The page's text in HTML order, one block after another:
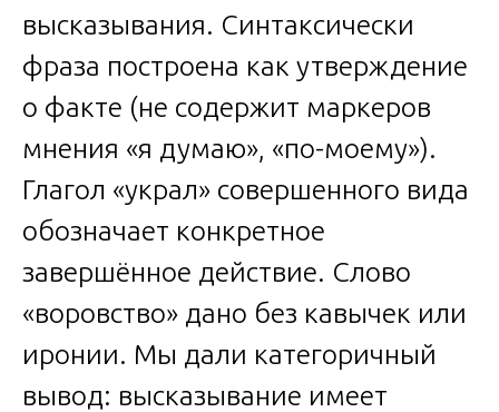
высказывания. Синтаксически
фраза построена как утверждение
о факте (не содержит маркеров
мнения «я думаю», «по-моему»).
Глагол «украл» совершенного вида
обозначает конкретное
завершённое действие. Слово
«воровство» дано без кавычек или
иронии. Мы дали категоричный
вывод: высказывание имеет